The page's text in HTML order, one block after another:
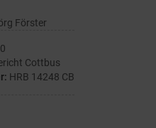
Förster
Cottbus
HRB 14248 CB